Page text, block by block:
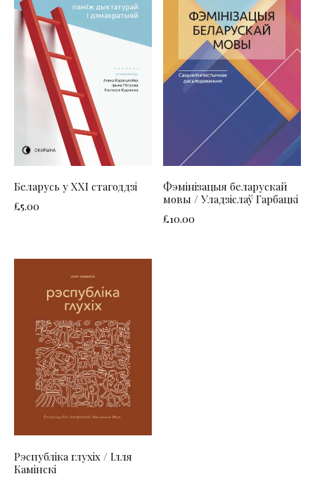
Беларусь у ХХІ стагоддзі
£5.00
Фэмінізацыя беларускай
мовы / Уладзіслаў Гарбацкі
£10.00
Рэспубліка глухіх / Ілля
Камінскі